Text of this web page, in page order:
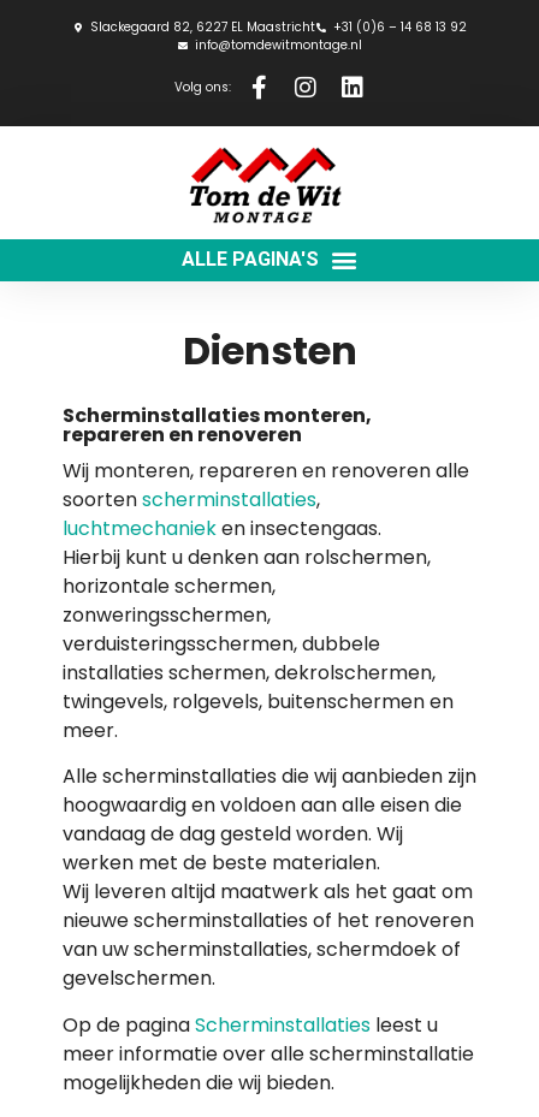
Slackegaard 82, 6227 EL Maastricht
+31 (0)6 – 14 68 13 92
info@tomdewitmontage.nl
Volg ons:
Diensten
Scherminstallaties monteren,
repareren en renoveren
Wij monteren, repareren en renoveren alle
soortenscherminstallaties,
luchtmechanieken insectengaas.
Hierbij kunt u denken aan rolschermen,
horizontale schermen,
zonweringsschermen,
verduisteringsschermen, dubbele
installaties schermen, dekrolschermen,
twingevels, rolgevels, buitenschermen en
meer.
Alle scherminstallaties die wij aanbieden zijn
hoogwaardig en voldoen aan alle eisen die
vandaag de dag gesteld worden. Wij
werken met de beste materialen.
Wij leveren altijd maatwerk als het gaat om
nieuwe scherminstallaties of het renoveren
van uw scherminstallaties, schermdoek of
gevelschermen.
Op de paginaScherminstallaties leest u
meer informatie over alle scherminstallatie
mogelijkheden die wij bieden.